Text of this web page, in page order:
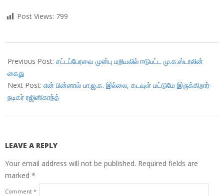
Post Views: 799
03-
20
Previous Post: சட்டப்பேரவை முன்பு மறியலில் ஈடுபட்ட மு.க.ஸ்டாலின்
கைது
Next Post: என் பின்னால் பா.ஜ.க. இல்லை, கடவுள் மட்டுமே இருக்கிறார்-
நடிகர் ரஜினிகாந்த்
LEAVE A REPLY
Your email address will not be published. Required fields are
marked *
Comment *